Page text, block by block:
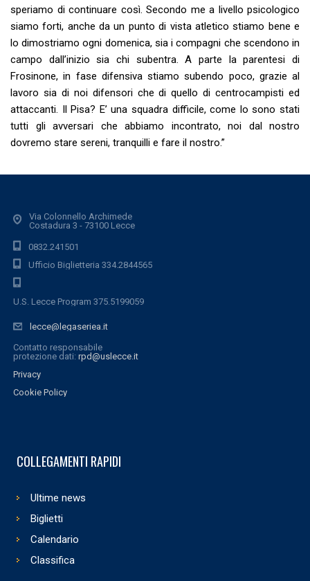
speriamo di continuare così. Secondo me a livello psicologico
siamo forti, anche da un punto di vista atletico stiamo bene e
lo dimostriamo ogni domenica, sia i compagni che scendono in
campo dall’inizio sia chi subentra. A parte la parentesi di
Frosinone, in fase difensiva stiamo subendo poco, grazie al
lavoro sia di noi difensori che di quello di centrocampisti ed
attaccanti. Il Pisa? E’ una squadra difficile, come lo sono stati
tutti gli avversari che abbiamo incontrato, noi dal nostro
dovremo stare sereni, tranquilli e fare il nostro.”
Via Colonnello Archimede
Costadura 3 - 73100 Lecce
0832.241501
Ufficio Biglietteria 334.2844565
U.S. Lecce Program 375.5199059
lecce@legaseriea.it
Contatto responsabile
protezione dati: rpd@uslecce.it
Privacy
Cookie Policy
COLLEGAMENTI RAPIDI
Ultime news
Biglietti
Calendario
Classifica